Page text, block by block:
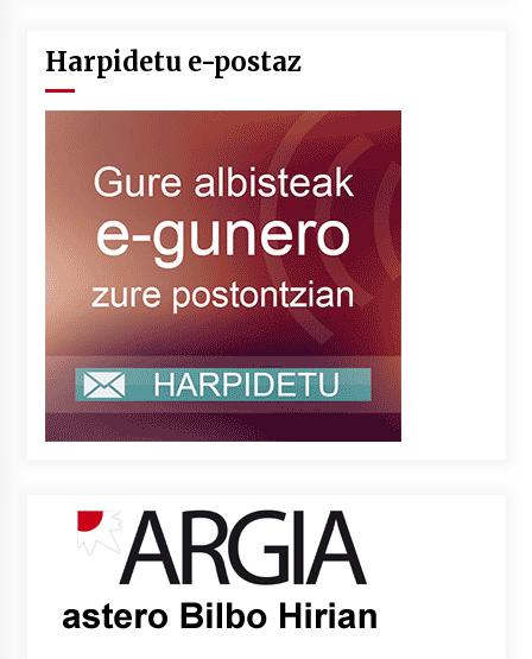
Harpidetu e-postaz